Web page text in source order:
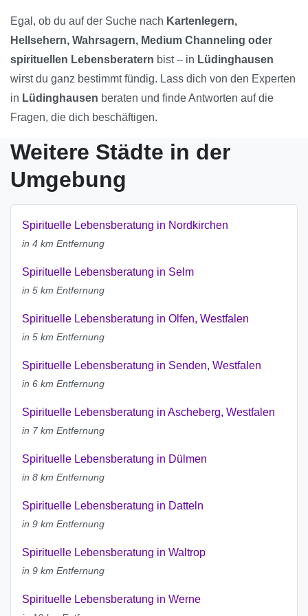
Egal, ob du auf der Suche nach Kartenlegern,
Hellsehern, Wahrsagern, Medium Channeling oder
spirituellen Lebensberatern bist – in Lüdinghausen
wirst du ganz bestimmt fündig. Lass dich von den Experten
in Lüdinghausen beraten und finde Antworten auf die
Fragen, die dich beschäftigen.
Weitere Städte in der
Umgebung
Spirituelle Lebensberatung in Nordkirchen
in 4 km Entfernung
Spirituelle Lebensberatung in Selm
in 5 km Entfernung
Spirituelle Lebensberatung in Olfen, Westfalen
in 5 km Entfernung
Spirituelle Lebensberatung in Senden, Westfalen
in 6 km Entfernung
Spirituelle Lebensberatung in Ascheberg, Westfalen
in 7 km Entfernung
Spirituelle Lebensberatung in Dülmen
in 8 km Entfernung
Spirituelle Lebensberatung in Datteln
in 9 km Entfernung
Spirituelle Lebensberatung in Waltrop
in 9 km Entfernung
Spirituelle Lebensberatung in Werne